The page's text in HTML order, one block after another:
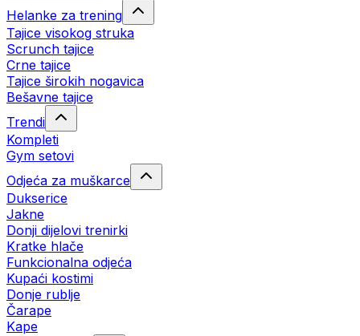
Helanke za trening
Tajice visokog struka
Scrunch tajice
Crne tajice
Tajice širokih nogavica
Bešavne tajice
Trendi
Kompleti
Gym setovi
Odjeća za muškarce
Dukserice
Jakne
Donji dijelovi trenirki
Kratke hlače
Funkcionalna odjeća
Kupaći kostimi
Donje rublje
Čarape
Kape